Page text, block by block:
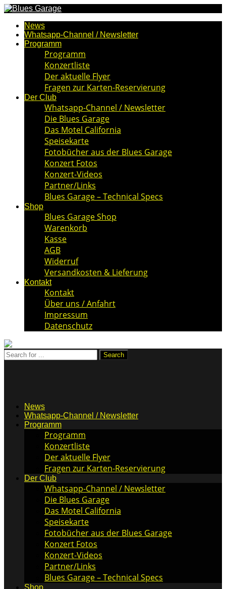
News
Whatsapp-Channel / Newsletter
Programm
Programm
Konzertliste
Der aktuelle Flyer
Fragen zur Karten-Reservierung
Der Club
Whatsapp-Channel / Newsletter
Die Blues Garage
Das Motel California
Speisekarte
Fotobücher aus der Blues Garage
Konzert Fotos
Konzert-Videos
Partner/Links
Blues Garage – Technical Specs
Shop
Blues Garage Shop
Warenkorb
Kasse
AGB
Widerruf
Versandkosten & Lieferung
Kontakt
Kontakt
Über uns / Anfahrt
Impressum
Datenschutz
News
Whatsapp-Channel / Newsletter
Programm
Programm
Konzertliste
Der aktuelle Flyer
Fragen zur Karten-Reservierung
Der Club
Whatsapp-Channel / Newsletter
Die Blues Garage
Das Motel California
Speisekarte
Fotobücher aus der Blues Garage
Konzert Fotos
Konzert-Videos
Partner/Links
Blues Garage – Technical Specs
Shop